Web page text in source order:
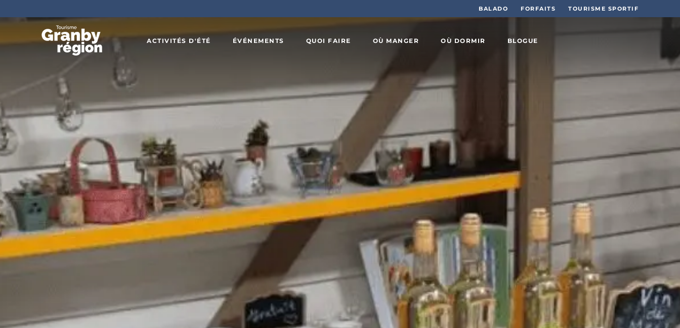
BALADO FORFAITS TOURISME SPORTIF
ACTIVITÉS D'ÉTÉ ÉVÉNEMENTS QUOI FAIRE OÙ MANGER OÙ DORMIR BLOGUE
patrimoine
Agrotourisme
et plein
Idées
de
sorties
Découvertes
gourmandes
Art,
culture et
patrimoine
Boutiques